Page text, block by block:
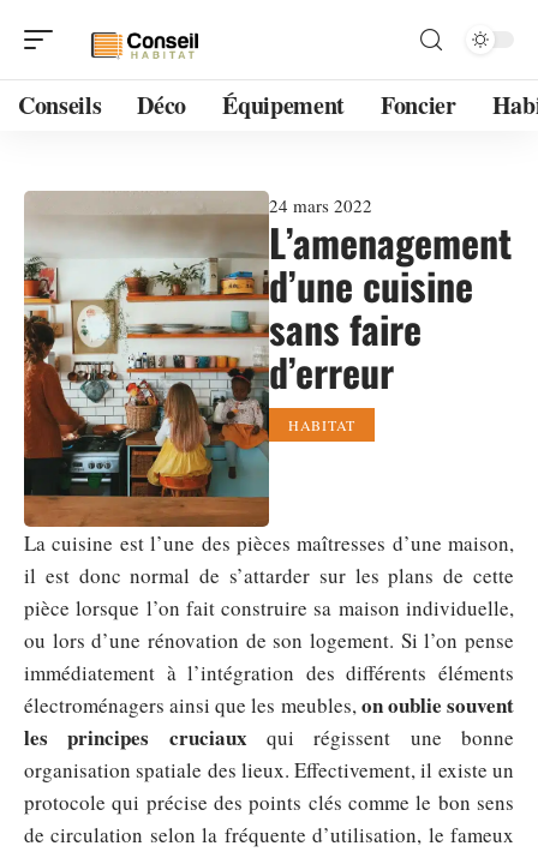
Conseils Déco Équipement Foncier
24 mars 2022
L’amenagement
d’une cuisine
sans faire
d’erreur
HABITAT
La cuisine est l’une des pièces maîtresses d’une maison,
il est donc normal de s’attarder sur les plans de cette
pièce lorsque l’on fait construire sa maison individuelle,
ou lors d’une rénovation de son logement. Si l’on pense
immédiatement à l’intégration des différents éléments
électroménagers ainsi que les meubles,on oublie souvent
les principes cruciaux qui régissent une bonne
organisation spatiale des lieux. Effectivement, il existe un
protocole qui précise des points clés comme le bon sens
de circulation selon la fréquente d’utilisation, le fameux